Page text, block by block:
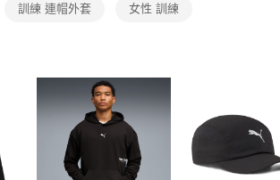
事先徵得法定代理人或監護人之同意方可使用
後付」時，將依據個別帳號之用戶狀況，依本公司即
額度；若仍有額度不足之情形，本公司將視審查結果
。
帳號或使用他人資訊註冊。若發現惡意使用之情形，
將有權停止該用戶之使用額度並採取法律行動。
訓練 連帽外套 女性 訓練